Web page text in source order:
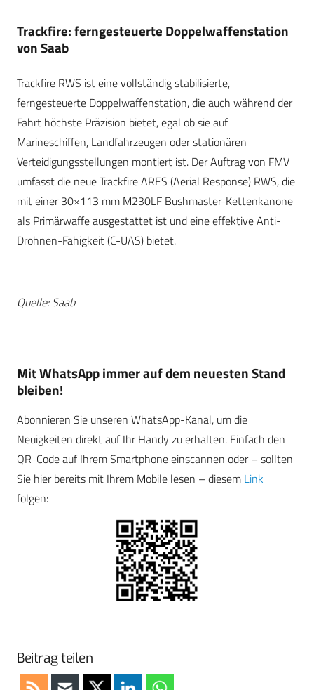
Trackfire: ferngesteuerte Doppelwaffenstation
von Saab
Trackfire RWS ist eine vollständig stabilisierte,
ferngesteuerte Doppelwaffenstation, die auch während der
Fahrt höchste Präzision bietet, egal ob sie auf
Marineschiffen, Landfahrzeugen oder stationären
Verteidigungsstellungen montiert ist. Der Auftrag von FMV
umfasst die neue Trackfire ARES (Aerial Response) RWS, die
mit einer 30×113 mm M230LF Bushmaster-Kettenkanone
als Primärwaffe ausgestattet ist und eine effektive Anti-
Drohnen-Fähigkeit (C-UAS) bietet.
Quelle: Saab
Mit WhatsApp immer auf dem neuesten Stand
bleiben!
Abonnieren Sie unseren WhatsApp-Kanal, um die
Neuigkeiten direkt auf Ihr Handy zu erhalten. Einfach den
QR-Code auf Ihrem Smartphone einscannen oder – sollten
Sie hier bereits mit Ihrem Mobile lesen – diesem Link
folgen:
Beitrag teilen